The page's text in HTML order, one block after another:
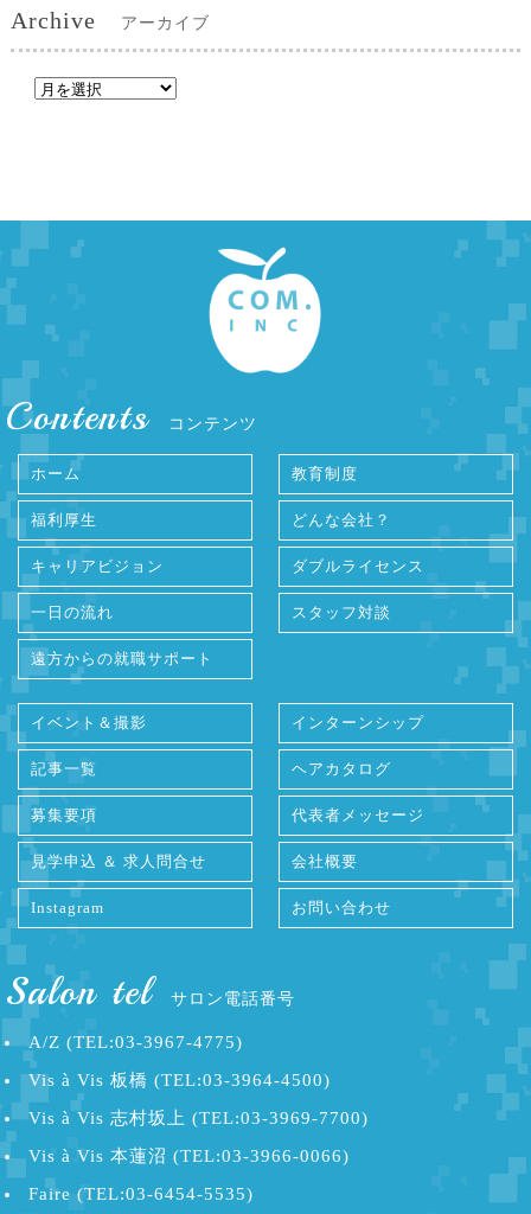
Archive アーカイブ
Contents コンテンツ
ホーム 教育制度
福利厚生 どんな会社？
キャリアビジョン ダブルライセンス
一日の流れ スタッフ対談
遠方からの就職サポート
イベント＆撮影 インターンシップ
記事一覧 ヘアカタログ
募集要項 代表者メッセージ
見学申込 ＆ 求人問合せ 会社概要
Instagram お問い合わせ
Salon tel サロン電話番号
A/Z (TEL:03-3967-4775)
Vis à Vis 板橋 (TEL:03-3964-4500)
Vis à Vis 志村坂上 (TEL:03-3969-7700)
Vis à Vis 本蓮沼 (TEL:03-3966-0066)
Faire (TEL:03-6454-5535)